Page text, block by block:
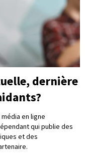
dernière
en ligne
qui publie des
et des